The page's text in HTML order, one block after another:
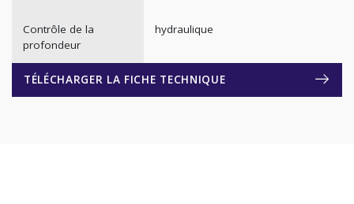
Contrôle de la
profondeur
hydraulique
TÉLÉCHARGER LA FICHE TECHNIQUE